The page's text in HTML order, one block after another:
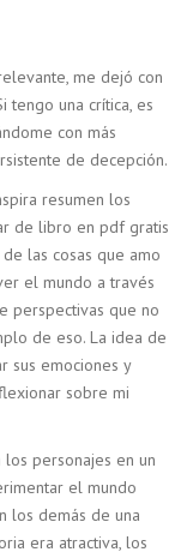
me dejó con
tengo una crítica, es
con más
de decepción.
resumen los
de libro en pdf gratis
las cosas que amo
el mundo a través
perspectivas que no
de eso. La idea de
sus emociones y
sobre mi
personajes en un
el mundo
los demás de una
era atractiva, los